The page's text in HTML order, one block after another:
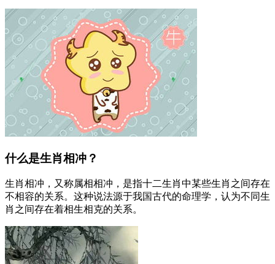
什么是生肖相冲？
生肖相冲，又称属相相冲，是指十二生肖中某些生肖之间存在
不相容的关系。这种说法源于我国古代的命理学，认为不同生
肖之间存在着相生相克的关系。